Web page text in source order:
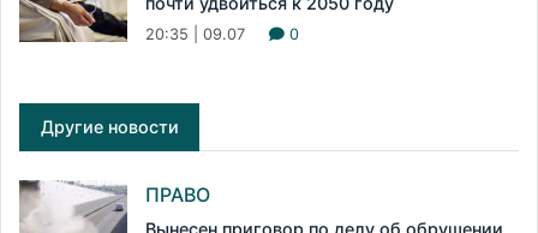
20:35 | 09.07 0
Другие новости
ПРАВО
Вынесен приговор по делу об обрушении